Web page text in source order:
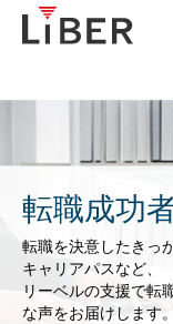
転職成功
転職を決意したきっ
キャリアパスなど、
リーベルの支援で転
な声をお届けします。